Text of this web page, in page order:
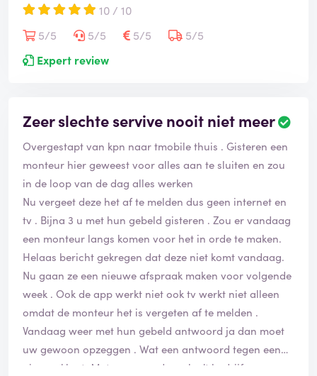
10 / 10
5/5
5/5 5/5
5/5
Expert review
Zeer slechte servive nooit niet meer
Overgestapt van kpn naar tmobile thuis . Gisteren een
monteur hier geweest voor alles aan te sluiten en zou
in de loop van de dag alles werken
Nu vergeet deze het af te melden dus geen internet en
tv . Bijna 3 u met hun gebeld gisteren . Zou er vandaag
een monteur langs komen voor het in orde te maken.
Helaas bericht gekregen dat deze niet komt vandaag.
Nu gaan ze een nieuwe afspraak maken voor volgende
week . Ook de app werkt niet ook tv werkt niet alleen
omdat de monteur het is vergeten af te melden .
Vandaag weer met hun gebeld antwoord ja dan moet
uw gewoon opzeggen . Wat een antwoord tegen een
nieuwe klant. Met een woord een k....'t bedrijf en